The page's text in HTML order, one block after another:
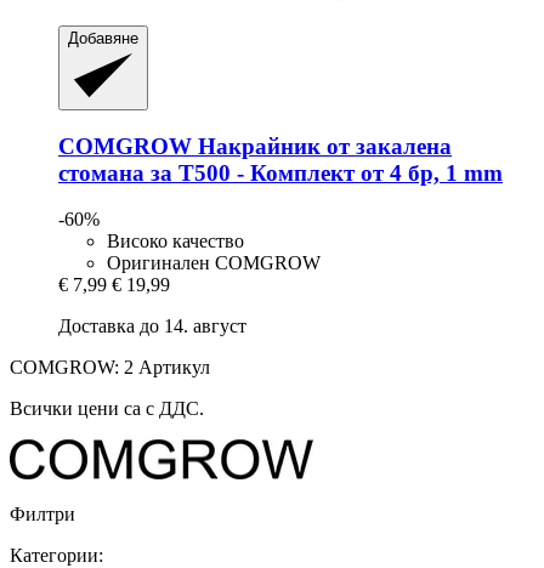
Добавяне
COMGROW Накрайник от закалена
стомана за T500 -​ Комплект от 4 бр, 1 mm
-60%
Високо качество
Оригинален COMGROW
€ 7,99 € 19,99
Доставка до 14. август
COMGROW: 2 Артикул
Всички цени са с ДДС.
Филтри
Категории: